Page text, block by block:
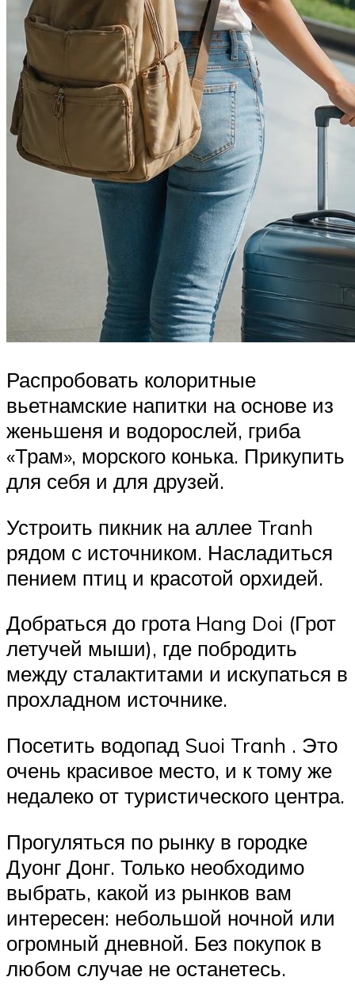
Распробовать колоритные
вьетнамские напитки на основе из
женьшеня и водорослей, гриба
«Трам», морского конька. Прикупить
для себя и для друзей.
Устроить пикник на аллее Tranh
рядом с источником. Насладиться
пением птиц и красотой орхидей.
Добраться до грота Hang Doi (Грот
летучей мыши), где побродить
между сталактитами и искупаться в
прохладном источнике.
Посетить водопад Suoi Tranh . Это
очень красивое место, и к тому же
недалеко от туристического центра.
Прогуляться по рынку в городке
Дуонг Донг. Только необходимо
выбрать, какой из рынков вам
интересен: небольшой ночной или
огромный дневной. Без покупок в
любом случае не останетесь.